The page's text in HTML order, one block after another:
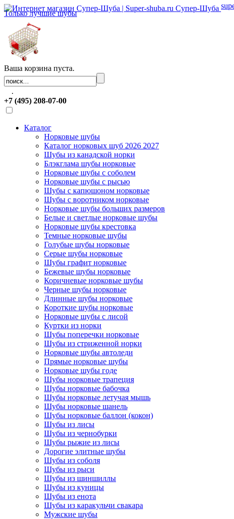
Супер-Шуба
Только лучшие шубы
Ваша корзина пуста.
.
+7 (495) 208-07-00
Каталог
Норковые шубы
Каталог норковых шуб 2026 2027
Шубы из канадской норки
Блэкглама шубы норковые
Норковые шубы с соболем
Норковые шубы с рысью
Шубы с капюшоном норковые
Шубы с воротником норковые
Норковые шубы больших размеров
Белые и светлые норковые шубы
Норковые шубы крестовка
Темные норковые шубы
Голубые шубы норковые
Серые шубы норковые
Шубы графит норковые
Бежевые шубы норковые
Коричневые норковые шубы
Черные шубы норковые
Длинные шубы норковые
Короткие шубы норковые
Норковые шубы с лисой
Куртки из норки
Шубы поперечки норковые
Шубы из стриженной норки
Норковые шубы автоледи
Прямые норковые шубы
Норковые шубы годе
Шубы норковые трапеция
Шубы норковые бабочка
Шубы норковые летучая мышь
Шубы норковые шанель
Шубы норковые баллон (кокон)
Шубы из лисы
Шубы из чернобурки
Шубы рыжие из лисы
Дорогие элитные шубы
Шубы из соболя
Шубы из рыси
Шубы из шиншиллы
Шубы из куницы
Шубы из енота
Шубы из каракульчи свакара
Мужские шубы